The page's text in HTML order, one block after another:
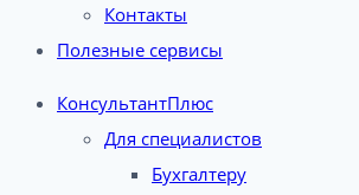
Контакты
Полезные сервисы
КонсультантПлюс
Для специалистов
Бухгалтеру